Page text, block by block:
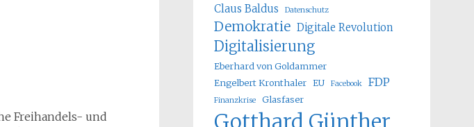
Freihandels- und
Claus Baldus Datenschutz
Demokratie Digitale Revolution
Digitalisierung
Eberhard von Goldammer
Engelbert Kronthaler EU Facebook FDP
Finanzkrise Glasfaser
Gotthard Günther